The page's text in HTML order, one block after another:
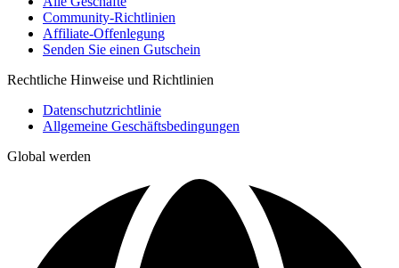
Community-Richtlinien
Affiliate-Offenlegung
Senden Sie einen Gutschein
Rechtliche Hinweise und Richtlinien
Datenschutzrichtlinie
Allgemeine Geschäftsbedingungen
Global werden